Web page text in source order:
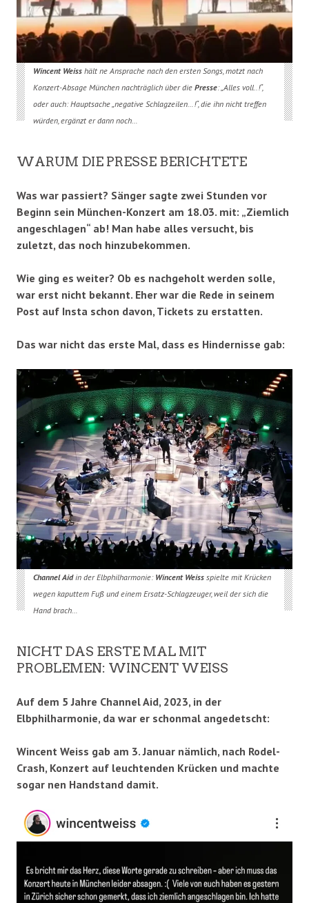
Wincent Weisshält ne Ansprache nach den ersten Songs, motzt nach
Konzert-Absage München nachträglich über die Presse: „Alles voll..!“,
oder auch: Hauptsache „negative Schlagzeilen…!“, die ihn nicht treffen
würden, ergänzt er dann noch…
WARUM DIE PRESSE BERICHTETE
Was war passiert? Sänger sagte zwei Stunden vor
Beginn sein München-Konzert am 18.03. mit: „Ziemlich
angeschlagen“ ab! Man habe alles versucht, bis
zuletzt, das noch hinzubekommen.
Wie ging es weiter? Ob es nachgeholt werden solle,
war erst nicht bekannt. Eher war die Rede in seinem
Post auf Insta schon davon, Tickets zu erstatten.
Das war nicht das erste Mal, dass es Hindernisse gab:
Channel Aidin der Elbphilharmonie: Wincent Weissspielte mit Krücken
wegen kaputtem Fuß und einem Ersatz-Schlagzeuger, weil der sich die
Hand brach…
NICHT DAS ERSTE MAL MIT
PROBLEMEN: WINCENT WEISS
Auf dem 5 Jahre Channel Aid, 2023, in der
Elbphilharmonie, da war er schonmal angedetscht:
Wincent Weiss gab am 3. Januar nämlich, nach Rodel-
Crash, Konzert auf leuchtenden Krücken und machte
sogar nen Handstand damit.